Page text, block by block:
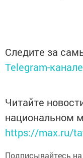
Следите за
Telegram-канале
Читайте
национальном
https://max.ru/
Подписывайтесь